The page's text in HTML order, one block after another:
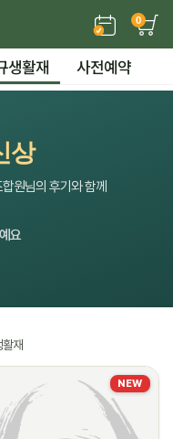
0
생활재 사전예약
상
원님의 후기와 함께
요
재
NEW